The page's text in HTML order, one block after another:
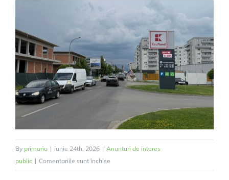
By primaria | iunie 24th, 2026 | Anunturi de interes
public | Comentariile sunt închise
Încep